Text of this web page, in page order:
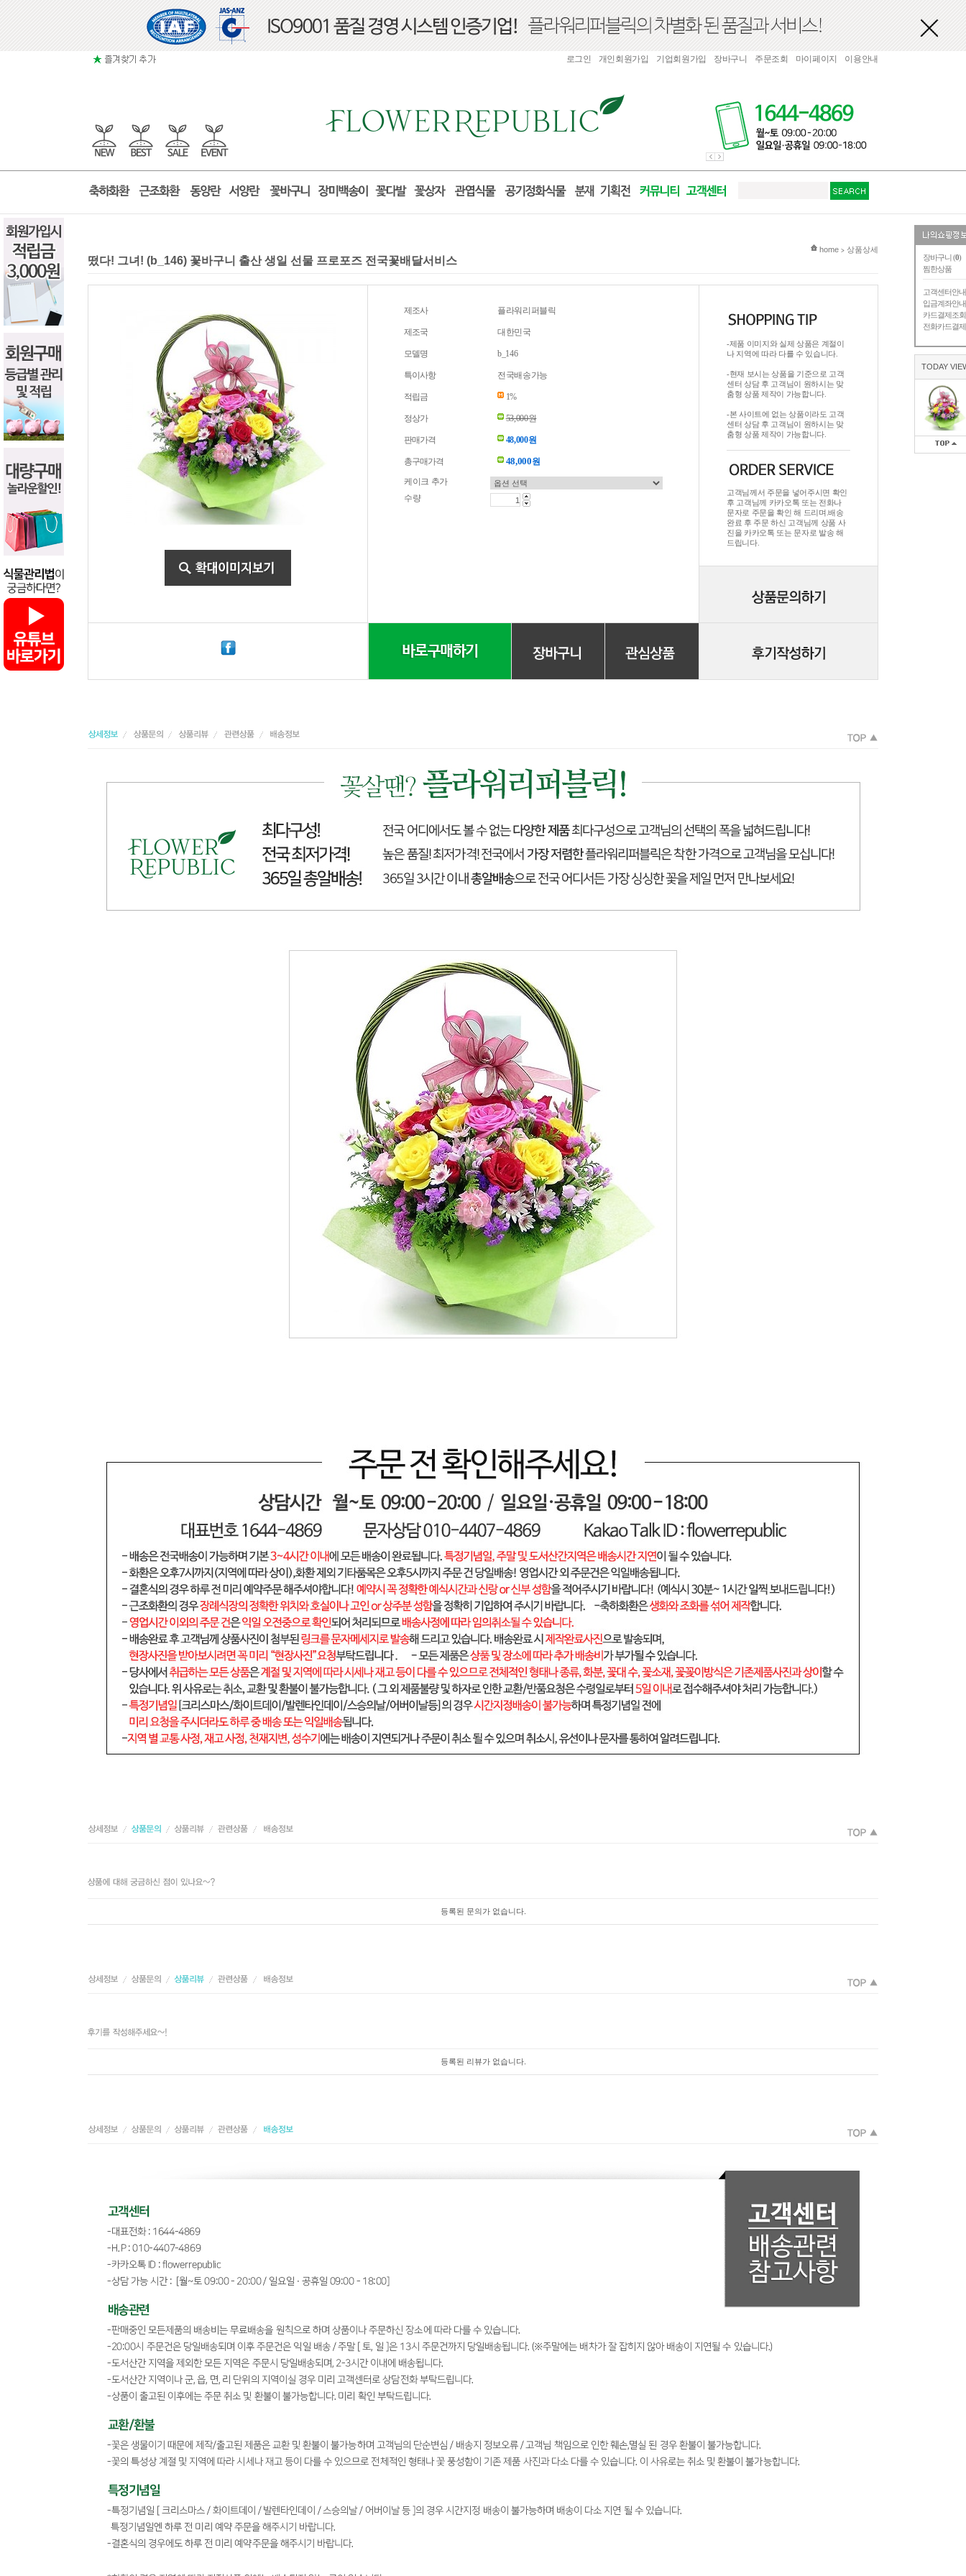
장바구니 (0)
찜한상품
고객센터안내
입금계좌안내
카드결제조회
전화카드결제
TODAY
로그인 개인회원가입 기업회원가입 장바구니 주문조회 마이페이지 이용안내
현재 위치
home > 상품상세
떴다! 그녀! (b_146) 꽃바구니 출산 생일 선물 프로포즈 전국꽃배달서비스
제조사 플라워리퍼블릭
제조국 대한민국
모델명 b_146
특이사항 전국배송가능
적립금 1%
정상가 53,000원
판매가격 48,000원
총구매가격 48,000원
케이크 추가
수량
-제품 이미지와 실제 상품은 계절이
나 지역에 따라 다를 수 있습니다.
-현재 보시는 상품을 기준으로 고객
센터 상담 후 고객님이 원하시는 맞
춤형 상품 제작이 가능합니다.
-본 사이트에 없는 상품이라도 고객
센터 상담 후 고객님이 원하시는 맞
춤형 상품 제작이 가능합니다.
고객님께서 주문을 넣어주시면 확인
후 고객님께 카카오톡 또는 전화나
문자로 주문을 확인 해 드리며.배송
완료 후 주문 하신 고객님께 상품 사
진을 카카오톡 또는 문자로 발송 해
드립니다.
등록된 문의가 없습니다.
등록된 리뷰가 없습니다.